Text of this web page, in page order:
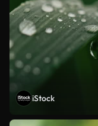
iStock